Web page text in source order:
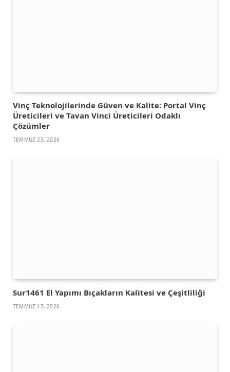
Vinç Teknolojilerinde Güven ve Kalite: Portal Vinç
Üreticileri ve Tavan Vinci Üreticileri Odaklı
Çözümler
TEMMUZ 23, 2026
Sur1461 El Yapımı Bıçakların Kalitesi ve Çeşitliliği
TEMMUZ 17, 2026